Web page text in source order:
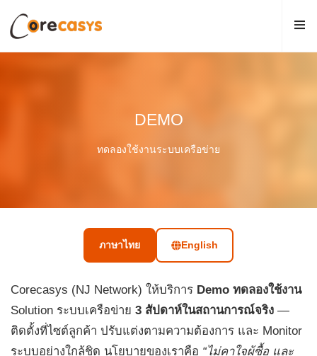
DEMO
ทดลองใช้งานระบบเครือข่าย
ภาษาไทย English
Corecasys (NJ Network) ให้บริการ Demo ทดลองใช้งาน
Solution ระบบเครือข่าย 3 สัปดาห์ในสถานการณ์จริง —
ติดตั้งที่ไซต์ลูกค้า ปรับแต่งตามความต้องการ และ Monitor
ระบบอย่างใกล้ชิด นโยบายของเราคือ “ไม่คาใจผู้ซื้อ และ